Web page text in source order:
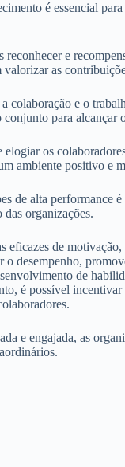
é essencial
reconhecer e
as
colaboração e o
conjunto para alcançar
elogiar os
ambiente positivo e
de alta performance
das organizações.
eficazes de motivação,
o desempenho,
de
é possível incentivar
e engajada, as